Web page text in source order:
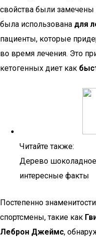
свойства были замечены
была использована для
пациенты, которые
во время лечения. Это
кетогенных диет как
Читайте также:
Дерево
интересные факты
Постепенно
спортсмены, такие как
Леброн Джеймс,